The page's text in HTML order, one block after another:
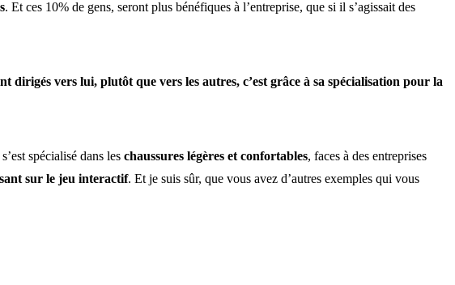
. Et ces 10% de gens, seront plus bénéfiques à l’entreprise, que si il s’agissait des
vers lui, plutôt que vers les autres, c’est grâce à sa spécialisation pour la
spécialisé dans les chaussures légères et confortables, faces à des entreprises
sur le jeu interactif. Et je suis sûr, que vous avez d’autres exemples qui vous